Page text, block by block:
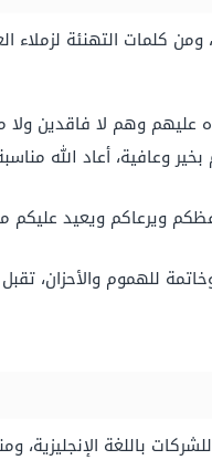
كلمات التهنئة لزملاء
عليهم وهم لا فاقدين
وعافية، أعاد الله
ويرعاكم ويعيد عليكم
للهموم والأحزان،
باللغة الإنجليزية،